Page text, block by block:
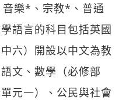
樂*、宗教*、普通
語言的科目包括英國
六）開設以中文為教
文、數學（必修部
元一）、公民與社會